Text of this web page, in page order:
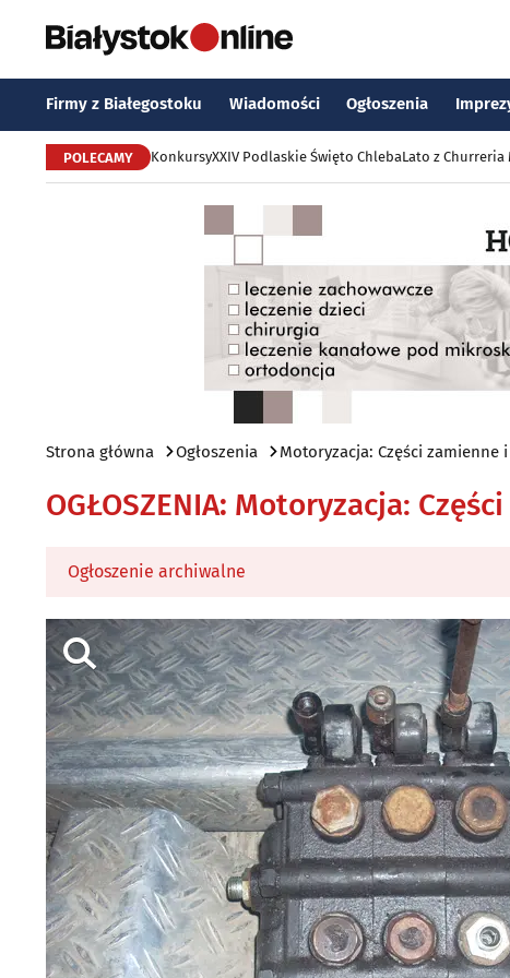
Firmy z Białegostoku Wiadomości Ogłoszenia
POLECAMY KonkursyXXIV Podlaskie Święto ChlebaLato z Churreria
Strona główna Ogłoszenia Motoryzacja: Części zamienne
OGŁOSZENIA: Motoryzacja:
Ogłoszenie archiwalne